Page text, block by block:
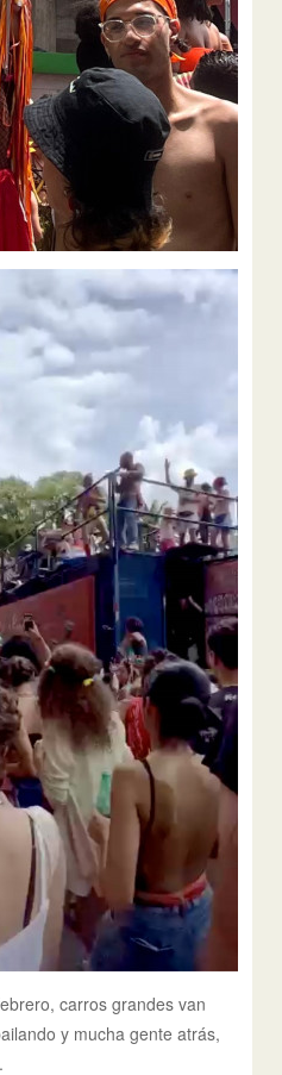
carros grandes van
y mucha gente atrás,